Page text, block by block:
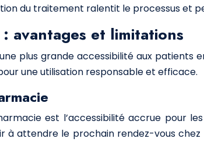
du traitement ralentit le processus et
avantages et limitations
plus grande accessibilité aux patients
une utilisation responsable et efficace.
est l’accessibilité accrue pour
à attendre le prochain rendez-vous